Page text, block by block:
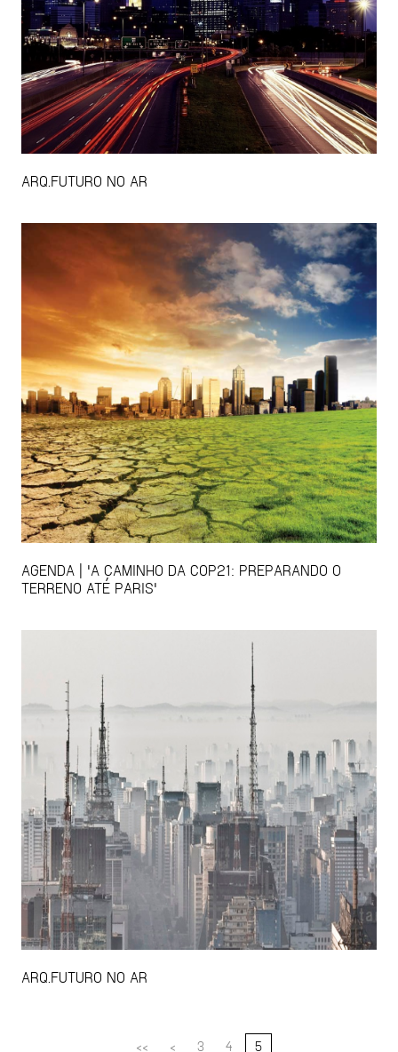
ARQ.FUTURO NO AR
AGENDA | 'A CAMINHO DA COP21: PREPARANDO O
TERRENO ATÉ PARIS'
ARQ.FUTURO NO AR
<< < 3 4 5